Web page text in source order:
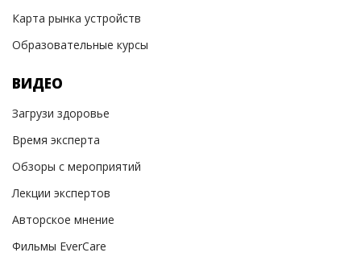
Карта рынка устройств
Образовательные курсы
ВИДЕО
Загрузи здоровье
Время эксперта
Обзоры с мероприятий
Лекции экспертов
Авторское мнение
Фильмы EverCare